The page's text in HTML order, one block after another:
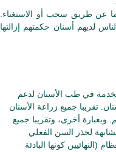
عن طريق سحب أو الاستغناء.
لديهم أسنان حكمتهم إزالتها
في طب الأسنان لدعم
تقريبا جميع زراعة الأسنان
أخرى، وتقريبا جميع
في القرن ال21 تظهر مشابهة لجذر السن الفعلي
كونها البادئة